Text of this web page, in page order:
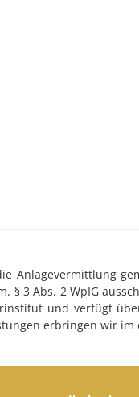
Anlagevermittlung
§ 3 Abs. 2 WpIG
und verfügt
erbringen wir